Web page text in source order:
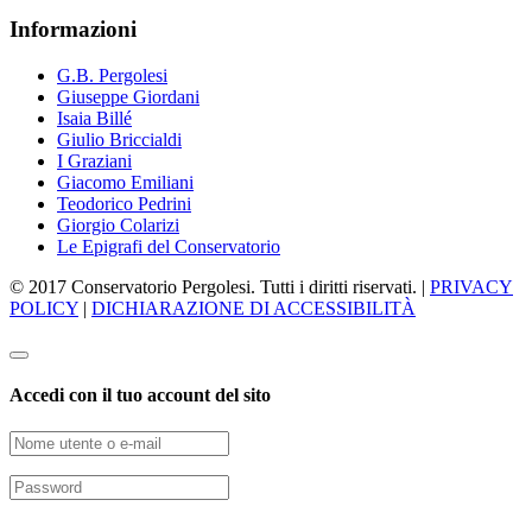
Informazioni
G.B. Pergolesi
Giuseppe Giordani
Isaia Billé
Giulio Briccialdi
I Graziani
Giacomo Emiliani
Teodorico Pedrini
Giorgio Colarizi
Le Epigrafi del Conservatorio
© 2017 Conservatorio Pergolesi. Tutti i diritti riservati. | PRIVACY
POLICY | DICHIARAZIONE DI ACCESSIBILITÀ
Accedi con il tuo account del sito